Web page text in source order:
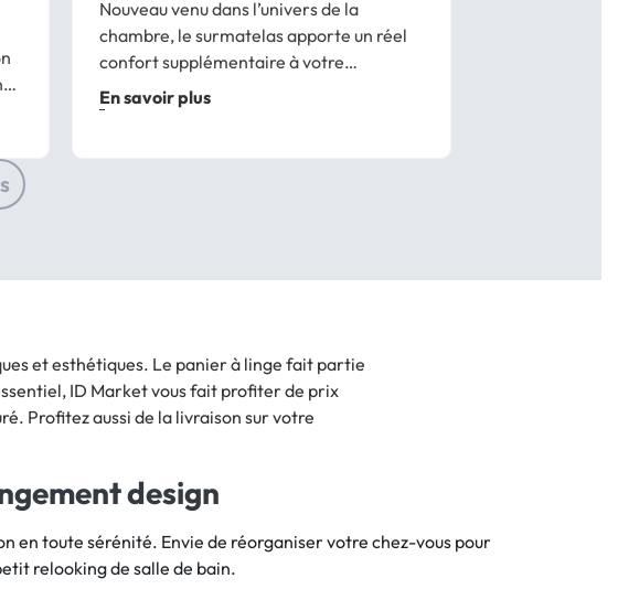
Nouveau venu dans l’univers de la
chambre, le surmatelas apporte un réel
confort supplémentaire à votre
ensemble matelas et sommier. Et
comme le sommeil joue un rôle essentiel
En savoir plus
et esthétiques. Le panier à linge fait partie
ID Market vous fait profiter de prix
Profitez aussi de la livraison sur votre
design
en toute sérénité. Envie de réorganiser votre chez-vous pour
relooking de salle de bain.